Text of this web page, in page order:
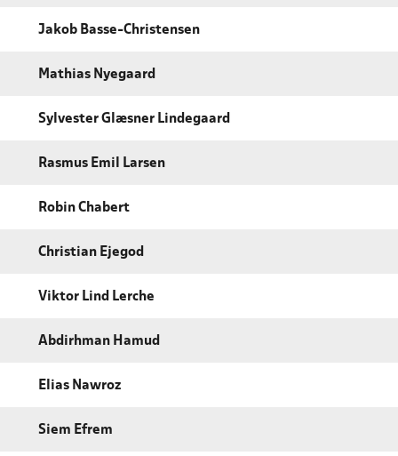
Jakob Basse-Christensen
Mathias Nyegaard
Sylvester Glæsner Lindegaard
Rasmus Emil Larsen
Robin Chabert
Christian Ejegod
Viktor Lind Lerche
Abdirhman Hamud
Elias Nawroz
Siem Efrem